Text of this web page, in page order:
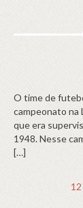
O time de
campeonato na
que era
1948. Nesse
[…]